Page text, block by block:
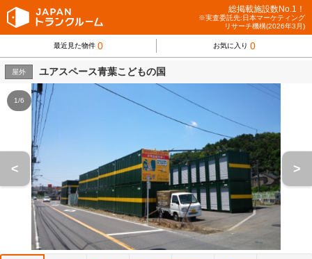
総掲載施設数No.1！
※実査委託先:日本マーケティング
リサーチ機構(2026年3月)
最近見た物件 0 お気に入り 0
屋外 ユアスペース青葉こどもの国
1/6
< >